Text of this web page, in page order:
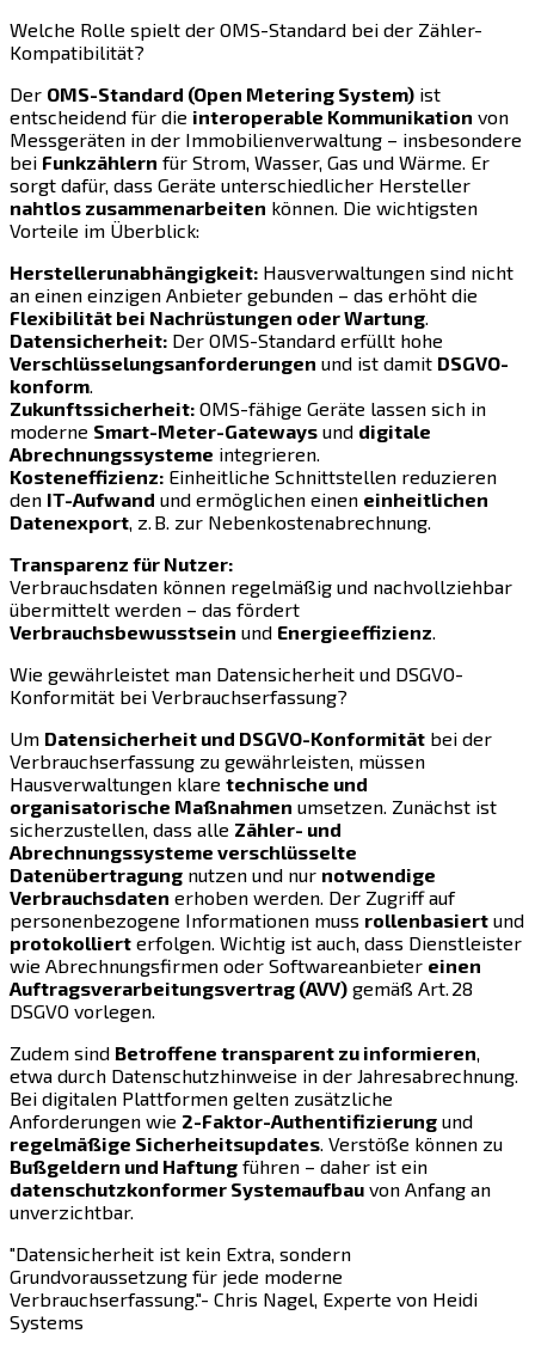
Welche Rolle spielt der OMS-Standard bei der Zähler-
Kompatibilität?
Der OMS-Standard (Open Metering System) ist
entscheidend für die interoperable Kommunikation von
Messgeräten in der Immobilienverwaltung – insbesondere
bei Funkzählern für Strom, Wasser, Gas und Wärme. Er
sorgt dafür, dass Geräte unterschiedlicher Hersteller
nahtlos zusammenarbeiten können. Die wichtigsten
Vorteile im Überblick:
Herstellerunabhängigkeit: Hausverwaltungen sind nicht
an einen einzigen Anbieter gebunden – das erhöht die
Flexibilität bei Nachrüstungen oder Wartung.
Datensicherheit: Der OMS-Standard erfüllt hohe
Verschlüsselungsanforderungen und ist damit DSGVO-
konform.
Zukunftssicherheit: OMS-fähige Geräte lassen sich in
moderne Smart-Meter-Gateways und digitale
Abrechnungssysteme integrieren.
Kosteneffizienz: Einheitliche Schnittstellen reduzieren
den IT-Aufwand und ermöglichen einen einheitlichen
Datenexport, z. B. zur Nebenkostenabrechnung.
Transparenz für Nutzer:
Verbrauchsdaten können regelmäßig und nachvollziehbar
übermittelt werden – das fördert
Verbrauchsbewusstsein und Energieeffizienz.
Wie gewährleistet man Datensicherheit und DSGVO-
Konformität bei Verbrauchserfassung?
Um Datensicherheit und DSGVO-Konformität bei der
Verbrauchserfassung zu gewährleisten, müssen
Hausverwaltungen klare technische und
organisatorische Maßnahmen umsetzen. Zunächst ist
sicherzustellen, dass alle Zähler- und
Abrechnungssysteme verschlüsselte
Datenübertragung nutzen und nur notwendige
Verbrauchsdaten erhoben werden. Der Zugriff auf
personenbezogene Informationen muss rollenbasiert und
protokolliert erfolgen. Wichtig ist auch, dass Dienstleister
wie Abrechnungsfirmen oder Softwareanbieter einen
Auftragsverarbeitungsvertrag (AVV) gemäß Art. 28
DSGVO vorlegen.
Zudem sind Betroffene transparent zu informieren,
etwa durch Datenschutzhinweise in der Jahresabrechnung.
Bei digitalen Plattformen gelten zusätzliche
Anforderungen wie 2-Faktor-Authentifizierung und
regelmäßige Sicherheitsupdates. Verstöße können zu
Bußgeldern und Haftung führen – daher ist ein
datenschutzkonformer Systemaufbau von Anfang an
unverzichtbar.
"Datensicherheit ist kein Extra, sondern
Grundvoraussetzung für jede moderne
Verbrauchserfassung."- Chris Nagel, Experte von Heidi
Systems